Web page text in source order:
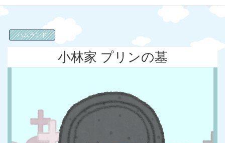
ハムランド
小林家 プリンの墓